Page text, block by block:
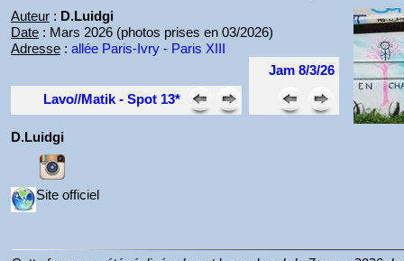
Auteur: D.Luidgi
Date: Mars 2026 (photos prises en 03/2026)
Adresse: allée Paris-Ivry - Paris XIII
Jam 8/3/26
Lavo//Matik - Spot 13*
D.Luidgi
Site officiel